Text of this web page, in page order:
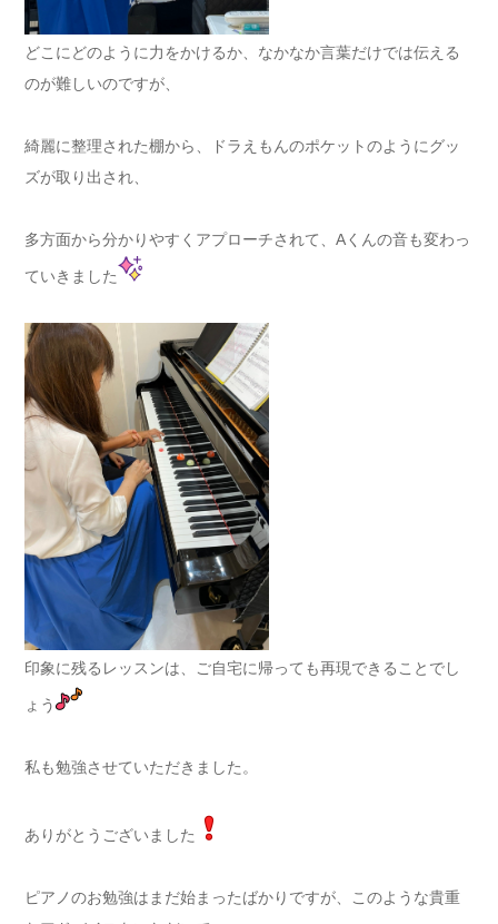
どこにどのように力をかけるか、なかなか言葉だけでは伝える
のが難しいのですが、
綺麗に整理された棚から、ドラえもんのポケットのようにグッ
ズが取り出され、
多方面から分かりやすくアプローチされて、Aくんの音も変わっ
ていきました
印象に残るレッスンは、ご自宅に帰っても再現できることでし
ょう
私も勉強させていただきました。
ありがとうございました
ピアノのお勉強はまだ始まったばかりですが、このような貴重